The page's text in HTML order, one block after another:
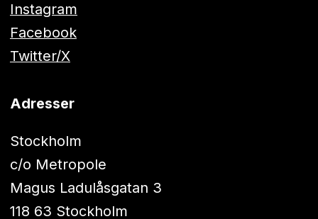
Instagram
Facebook
Twitter/X
Adresser
Stockholm
c/o Metropole
Magus Ladulåsgatan 3
118 63 Stockholm